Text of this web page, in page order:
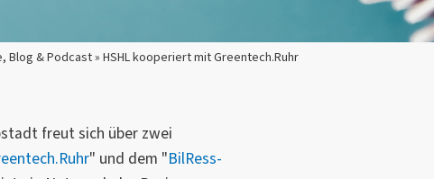
Blog & Podcast » HSHL kooperiert mit Greentech.Ruhr
freut sich über zwei
" und dem "BilRess-